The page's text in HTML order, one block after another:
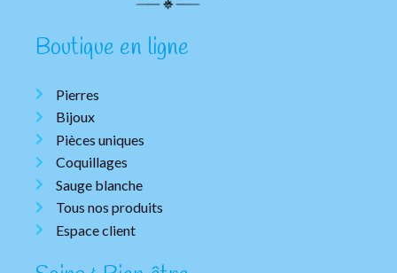
Boutique en ligne
Pierres
Bijoux
Pièces uniques
Coquillages
Sauge blanche
Tous nos produits
Espace client